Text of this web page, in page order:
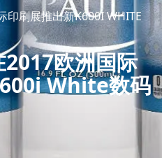
印刷展推出新K600I WHITE
欧洲国际
White数码